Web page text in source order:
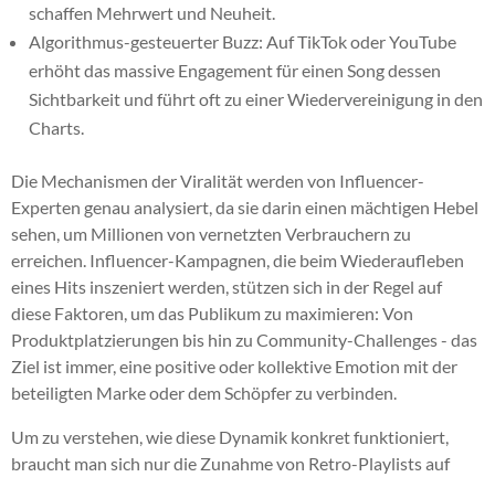
schaffen Mehrwert und Neuheit.
Algorithmus-gesteuerter Buzz: Auf TikTok oder YouTube
erhöht das massive Engagement für einen Song dessen
Sichtbarkeit und führt oft zu einer Wiedervereinigung in den
Charts.
Die Mechanismen der Viralität werden von Influencer-
Experten genau analysiert, da sie darin einen mächtigen Hebel
sehen, um Millionen von vernetzten Verbrauchern zu
erreichen. Influencer-Kampagnen, die beim Wiederaufleben
eines Hits inszeniert werden, stützen sich in der Regel auf
diese Faktoren, um das Publikum zu maximieren: Von
Produktplatzierungen bis hin zu Community-Challenges - das
Ziel ist immer, eine positive oder kollektive Emotion mit der
beteiligten Marke oder dem Schöpfer zu verbinden.
Um zu verstehen, wie diese Dynamik konkret funktioniert,
braucht man sich nur die Zunahme von Retro-Playlists auf